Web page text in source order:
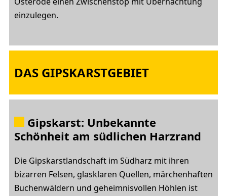
einzulegen.
DAS GIPSKARSTGEBIET
Gipskarst: Unbekannte
Schönheit am südlichen Harzrand
Die Gipskarstlandschaft im Südharz mit ihren
bizarren Felsen, glasklaren Quellen, märchenhaften
Buchenwäldern und geheimnisvollen Höhlen ist